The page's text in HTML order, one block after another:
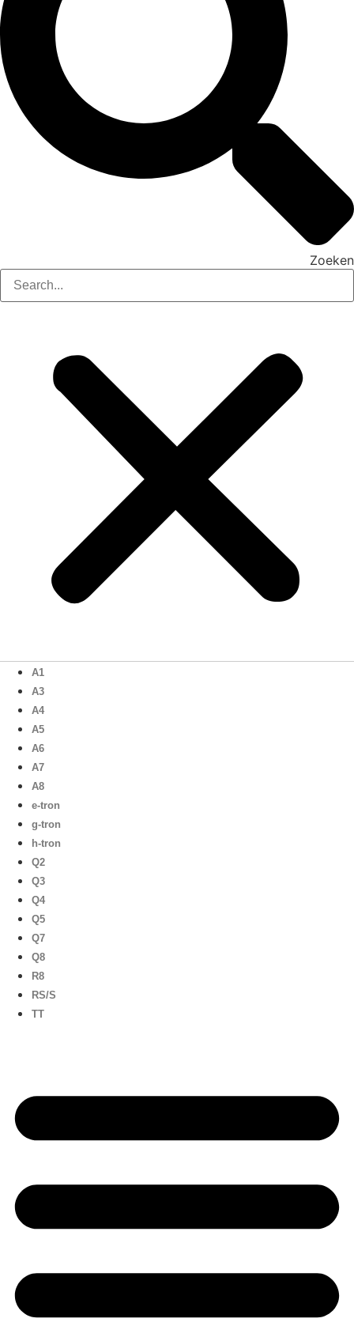
Zoeken
A1
A3
A4
A5
A6
A7
A8
e-tron
g-tron
h-tron
Q2
Q3
Q4
Q5
Q7
Q8
R8
RS/S
TT